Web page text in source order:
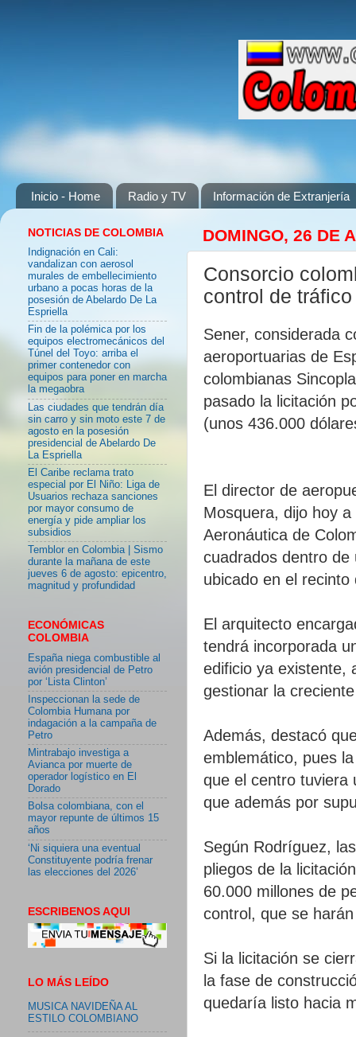
Inicio - Home Radio y TV Información de Extranjería
DOMINGO, 26 DE
Consorcio
control de
Sener, considerada
aeroportuarias de
colombianas
pasado la licitación
(unos 436.000
El director de
Mosquera, dijo hoy
Aeronáutica de
cuadrados dentro
ubicado en el
El arquitecto
tendrá incorporada
edificio ya existente,
gestionar la
Además, destacó
emblemático, pues
que el centro tuviera
que además por
Según Rodríguez,
pliegos de la
60.000 millones de
control, que se
Si la licitación se
la fase de
quedaría listo hacia
NOTICIAS DE COLOMBIA
Indignación en Cali:
vandalizan con aerosol
murales de embellecimiento
urbano a pocas horas de la
posesión de Abelardo De La
Espriella
Fin de la polémica por los
equipos electromecánicos del
Túnel del Toyo: arriba el
primer contenedor con
equipos para poner en marcha
la megaobra
Las ciudades que tendrán día
sin carro y sin moto este 7 de
agosto en la posesión
presidencial de Abelardo De
La Espriella
El Caribe reclama trato
especial por El Niño: Liga de
Usuarios rechaza sanciones
por mayor consumo de
energía y pide ampliar los
subsidios
Temblor en Colombia | Sismo
durante la mañana de este
jueves 6 de agosto: epicentro,
magnitud y profundidad
ECONÓMICAS
COLOMBIA
España niega combustible al
avión presidencial de Petro
por ‘Lista Clinton’
Inspeccionan la sede de
Colombia Humana por
indagación a la campaña de
Petro
Mintrabajo investiga a
Avianca por muerte de
operador logístico en El
Dorado
Bolsa colombiana, con el
mayor repunte de últimos 15
años
‘Ni siquiera una eventual
Constituyente podría frenar
las elecciones del 2026’
ESCRIBENOS AQUI
LO MÁS LEÍDO
MUSICA NAVIDEÑA AL
ESTILO COLOMBIANO